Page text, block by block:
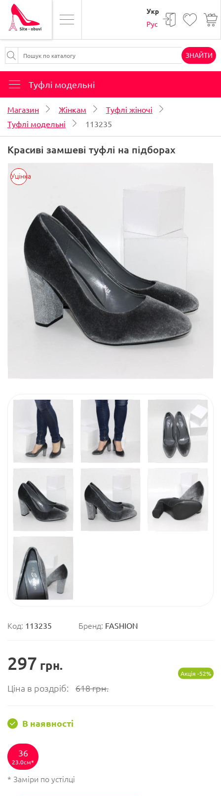
Укр
Рус
ЗНАЙТИ
Туфлі модельні
Магазин Жінкам
Туфлі жіночі
Туфлі модельні
113235
Красиві замшеві туфлі на підборах
Уцінка
Код: 113235 Бренд: FASHION
297 грн.
Ціна в роздріб: 618грн.
Акція -52%
В наявності
36
23.0см
* Заміри по устілці